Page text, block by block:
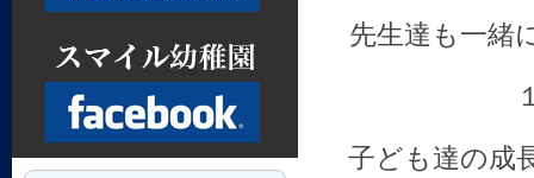
先生達も一緒
子ども達の成
Facebook